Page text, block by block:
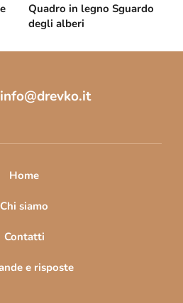
Quadro in legno Sguardo
degli alberi
info@drevko.it
Home
Chi siamo
Contatti
e risposte